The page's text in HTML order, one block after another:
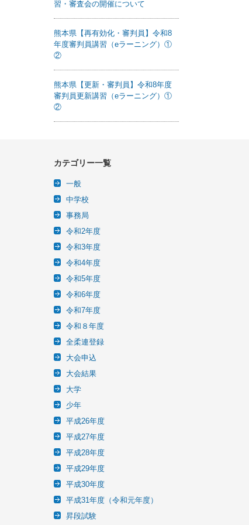
習・審査会の開催について
熊本県【再有効化・審判員】令和8
年度審判員講習（eラーニング）①
②
熊本県【更新・審判員】令和8年度
審判員更新講習（eラーニング）①
②
カテゴリー一覧
一般
中学校
事務局
令和2年度
令和3年度
令和4年度
令和5年度
令和6年度
令和7年度
令和８年度
全柔連登録
大会申込
大会結果
大学
少年
平成26年度
平成27年度
平成28年度
平成29年度
平成30年度
平成31年度（令和元年度）
昇段試験